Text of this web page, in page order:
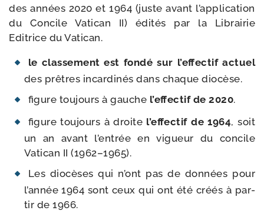
des années 2020 et 1964 (juste avant l’ap­pli­ca­tion
du Concile Vatican II) édi­tés par la Librairie
Editrice du Vatican.
le clas­se­ment est fon­dé sur l’ef­fec­tif actuel
des prêtres incar­di­nés dans chaque diocèse.
figure tou­jours à gauche l’ef­fec­tif de 2020.
figure tou­jours à droite l’ef­fec­tif de 1964, soit
un an avant l’en­trée en vigueur du concile
Vatican II (1962–1965).
Les dio­cèses qui n’ont pas de don­nées pour
l’an­née 1964 sont ceux qui ont été créés à par­
tir de 1966.